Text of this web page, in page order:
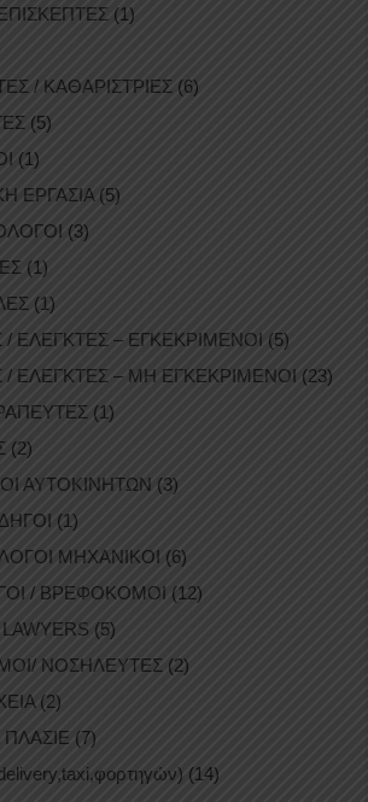
ΕΠΙΣΚΕΠΤΕΣ (1)
/ ΚΑΘΑΡΙΣΤΡΙΕΣ (6)
(5)
(1)
ΕΡΓΑΣΙΑ (5)
(3)
(1)
(1)
/ ΕΛΕΓΚΤΕΣ – ΕΓΚΕΚΡΙΜΕΝΟΙ (5)
/ ΕΛΕΓΚΤΕΣ – ΜΗ ΕΓΚΕΚΡΙΜΕΝΟΙ (23)
(1)
(2)
ΑΥΤΟΚΙΝΗΤΩΝ (3)
(1)
ΜΗΧΑΝΙΚΟΙ (6)
/ ΒΡΕΦΟΚΟΜΟΙ (12)
(5)
ΝΟΣΗΛΕΥΤΕΣ (2)
(2)
(7)
(14)